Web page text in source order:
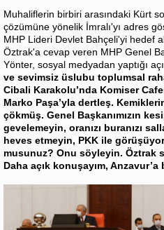
Muhaliflerin birbiri arasındaki Kürt
çözümüne yönelik İmralı'yı adres
MHP Lideri Devlet Bahçeli'yi hedef
Öztrak'a cevap veren MHP Genel
Yönter, sosyal medyadan yaptığı
ve sevimsiz üslubu toplumsal
Cibali Karakolu’nda Komiser
Marko Paşa’yla dertleş.
çökmüş. Genel Başkanımızın
gevelemeyin, oranızı buranızı
heves etmeyin, PKK ile
musunuz? Onu söyleyin. Öztrak
Daha açık konuşayım,